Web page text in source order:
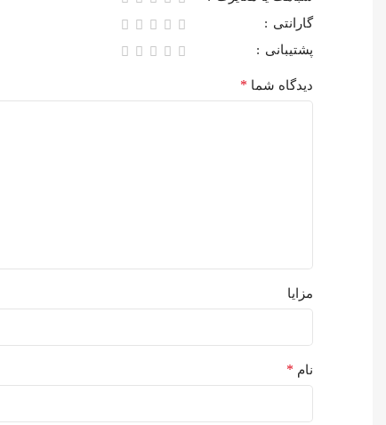
گارانتی
پشتیبانی
دیدگاه شما *
مزایا
نام *